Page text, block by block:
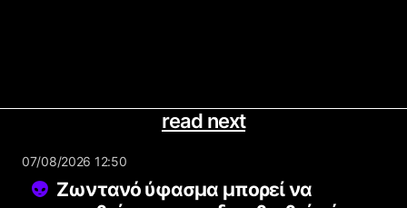
read next
07/08/2026 12:50
Ζωντανό ύφασμα μπορεί να